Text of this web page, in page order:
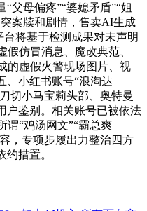
父母偏疼”“婆媳矛盾”“姐
案牍和剧情，售卖AI生成
台将基于检测成果对未声明
仿冒消息、魔改典范、
的虚假火警现场图片、视
、小红书账号“浪淘达
切小马宝莉头部、奥特曼
户鉴别。相关账号已被依法
谓“鸡汤网文”“霸总爽
，专项步履出力整治四方
措置。